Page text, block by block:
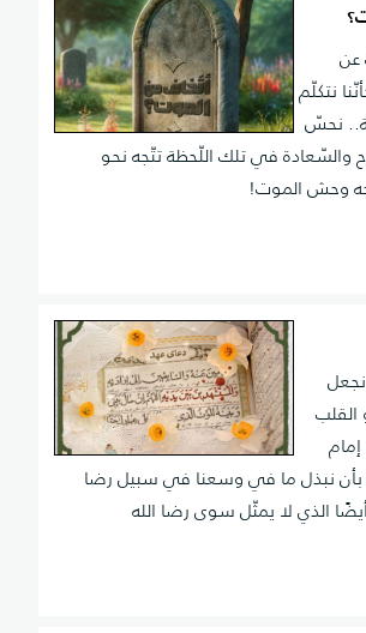
عن
نتكلّم
نحسّ
والسّعادة في تلك اللّحظة تتّجه نحو
وحش الموت!
القلب
بأن نبذل ما في وسعنا في سبيل رضا
الذي لا يمثّل سوى رضا الله